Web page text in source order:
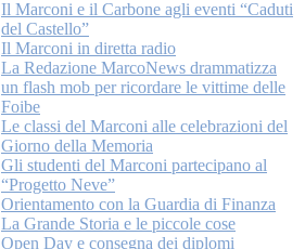
Il Marconi e il Carbone agli eventi “Caduti
del Castello”
Il Marconi in diretta radio
La Redazione MarcoNews drammatizza
un flash mob per ricordare le vittime delle
Foibe
Le classi del Marconi alle celebrazioni del
Giorno della Memoria
Gli studenti del Marconi partecipano al
“Progetto Neve”
Orientamento con la Guardia di Finanza
La Grande Storia e le piccole cose
Open Day e consegna dei diplomi